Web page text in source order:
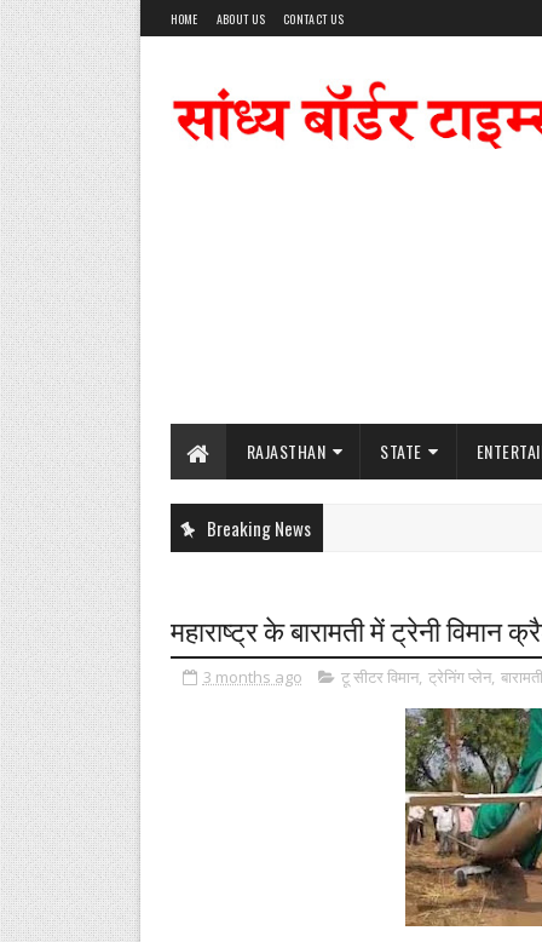
HOME ABOUT US CONTACT US
RAJASTHAN STATE
Breaking News
महाराष्ट्र के बारामती में ट्रेनी विमान
3 months ago टू सीटर विमान, ट्रेनिंग प्लेन,